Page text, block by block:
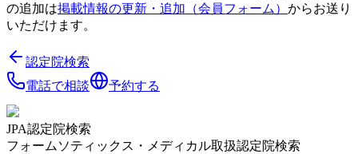
の追加は掲載情報の更新・追加（会員フォーム） からお送り
いただけます。
認定院検索
電話で相談
予約する
JPA認定院検索
フォームソティックス・メディカル取扱認定院検索